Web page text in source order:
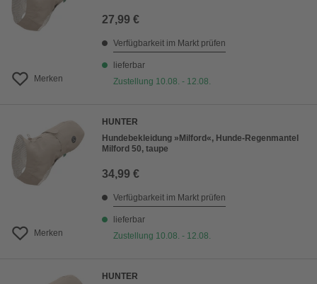
Merken
27,99 €
Verfügbarkeit im Markt prüfen
lieferbar
Zustellung 10.08. - 12.08.
Merken
HUNTER
Hundebekleidung »Milford«, Hunde-Regenmantel
Milford 50, taupe
34,99 €
Verfügbarkeit im Markt prüfen
lieferbar
Zustellung 10.08. - 12.08.
HUNTER